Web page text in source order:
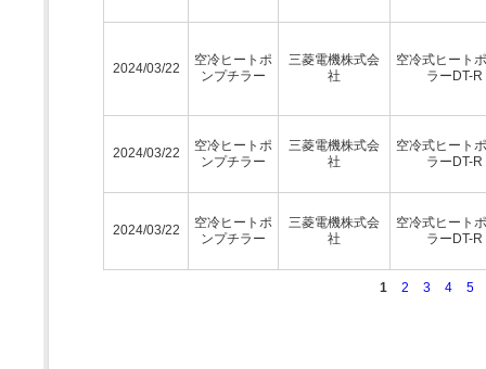
2024/03/22
空冷ヒートポ
ンプチラー
三菱電機株式会
社
空冷式ヒート
ラーDT-
2024/03/22
空冷ヒートポ
ンプチラー
三菱電機株式会
社
空冷式ヒート
ラーDT-
2024/03/22
空冷ヒートポ
ンプチラー
三菱電機株式会
社
空冷式ヒート
ラーDT-
1 2 3 4 5